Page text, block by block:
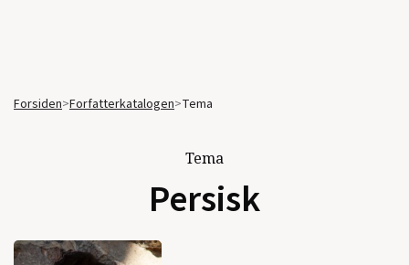
Forsiden>Forfatterkatalogen>Tema
Tema
Persisk